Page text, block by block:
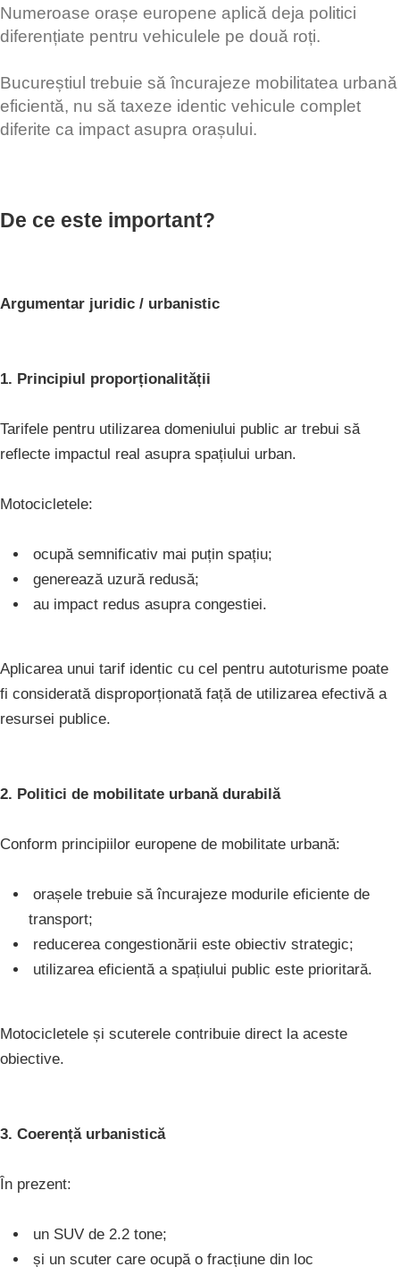
Numeroase orașe europene aplică deja politici
diferențiate pentru vehiculele pe două roți.
Bucureștiul trebuie să încurajeze mobilitatea urbană
eficientă, nu să taxeze identic vehicule complet
diferite ca impact asupra orașului.
De ce este important?
Argumentar juridic / urbanistic
1. Principiul proporționalității
Tarifele pentru utilizarea domeniului public ar trebui să
reflecte impactul real asupra spațiului urban.
Motocicletele:
ocupă semnificativ mai puțin spațiu;
generează uzură redusă;
au impact redus asupra congestiei.
Aplicarea unui tarif identic cu cel pentru autoturisme poate
fi considerată disproporționată față de utilizarea efectivă a
resursei publice.
2. Politici de mobilitate urbană durabilă
Conform principiilor europene de mobilitate urbană:
orașele trebuie să încurajeze modurile eficiente de
transport;
reducerea congestionării este obiectiv strategic;
utilizarea eficientă a spațiului public este prioritară.
Motocicletele și scuterele contribuie direct la aceste
obiective.
3. Coerență urbanistică
În prezent:
un SUV de 2.2 tone;
și un scuter care ocupă o fracțiune din loc